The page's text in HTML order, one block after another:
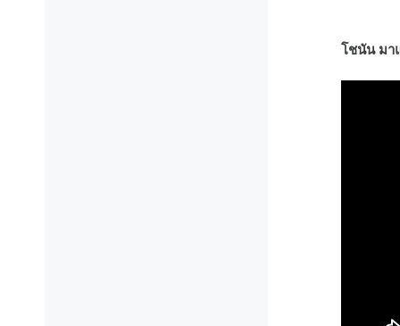
โชนัน มา